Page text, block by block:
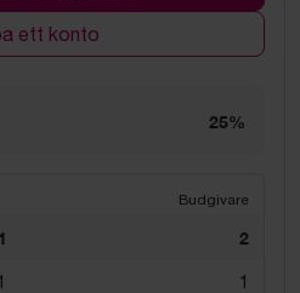
ett konto
25%
Budgivare
2
1